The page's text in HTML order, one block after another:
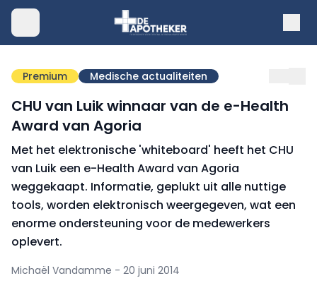
Premium Medische actualiteiten
CHU van Luik winnaar van de e-Health
Award van Agoria
Met het elektronische 'whiteboard' heeft het CHU
van Luik een e-Health Award van Agoria
weggekaapt. Informatie, geplukt uit alle nuttige
tools, worden elektronisch weergegeven, wat een
enorme ondersteuning voor de medewerkers
oplevert.
Michaël Vandamme - 20 juni 2014